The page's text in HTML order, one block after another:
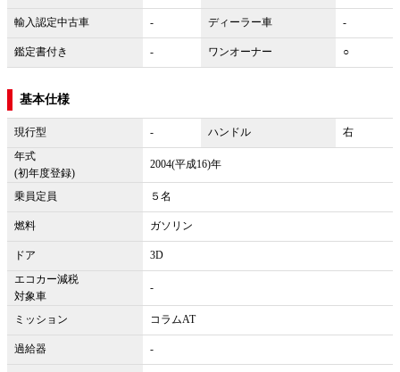
輸入認定中古車 - ディーラー車 -
鑑定書付き - ワンオーナー ○
基本仕様
現行型 - ハンドル
右
年式
(初年度登録)
2004(平成16)年
乗員定員 ５名
燃料 ガソリン
ドア
3D
エコカー減税
対象車
-
ミッション コラムAT
過給器 -